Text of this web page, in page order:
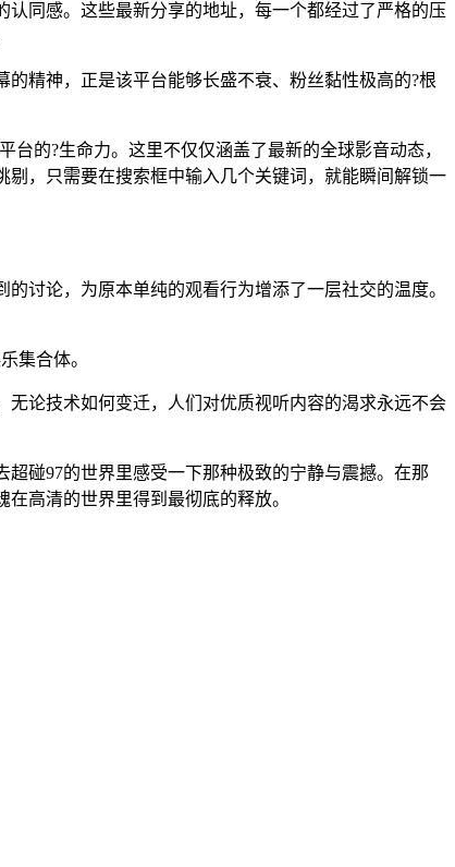
同感。这些最新分享的地址，每一个都经过了严格的压
精神，正是该平台能够长盛不衰、粉丝黏性极高的?根
的?生命力。这里不仅仅涵盖了最新的全球影音动态，
，只需要在搜索框中输入几个关键词，就能瞬间解锁一
讨论，为原本单纯的观看行为增添了一层社交的温度。
集合体。
论技术如何变迁，人们对优质视听内容的渴求永远不会
碰97的世界里感受一下那种极致的宁静与震撼。在那
高清的世界里得到最彻底的释放。